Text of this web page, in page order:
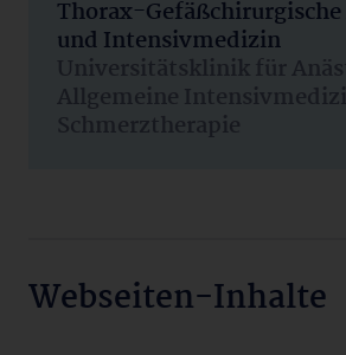
Thorax-Gefäßchirurgische
und Intensivmedizin
Universitätsklinik für
Allgemeine
Schmerztherapie
Webseiten-Inhalte